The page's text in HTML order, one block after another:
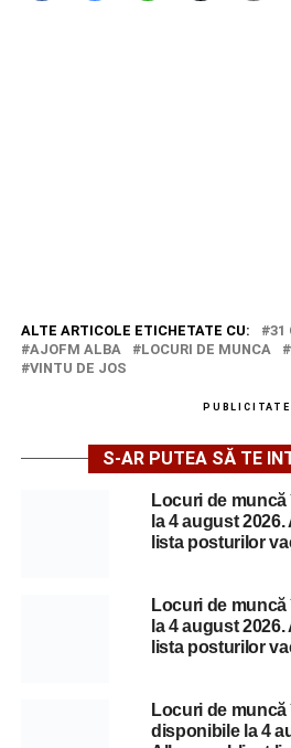
ALTE ARTICOLE ETICHETATE CU:
31
AJOFM ALBA
LOCURI DE MUNCA
VINTU DE JOS
PUBLICITATE
S-AR PUTEA SĂ TE
Locuri de
la 4 august
lista posturilor
Locuri de
la 4 august
lista posturilor
Locuri de
disponibile la 4